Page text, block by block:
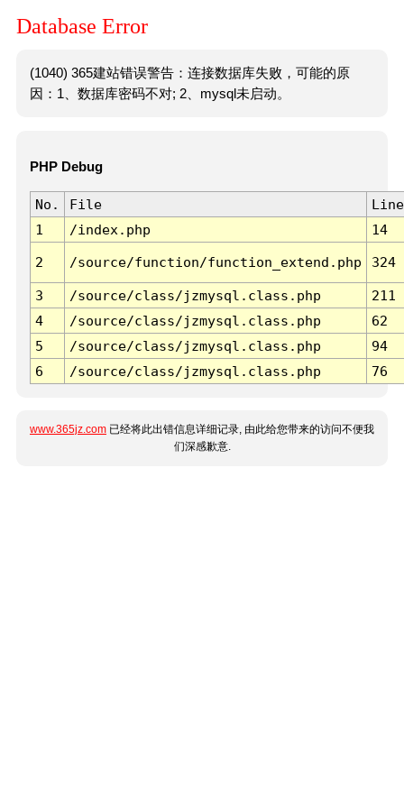
Database Error
(1040) 365建站错误警告：连接数据库失败，可能的原
因：1、数据库密码不对; 2、mysql未启动。
PHP Debug
No. File
Line
1
/index.php 14
2 /source/function/function_extend.php 324
3 /source/class/jzmysql.class.php
211
4
/source/class/jzmysql.class.php
62
5
/source/class/jzmysql.class.php
94
6
/source/class/jzmysql.class.php 76
www.365jz.com 已经将此出错信息详细记录, 由此给您带来的访问不便我
们深感歉意.